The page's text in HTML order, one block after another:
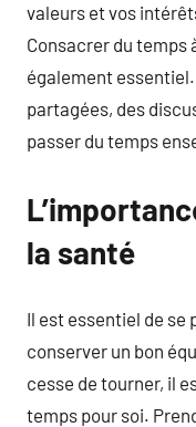
valeurs et vos
Consacrer du
également
partagées, des
passer du temps
la santé
Il est essentiel de se
conserver un bon
cesse de tourner, il
temps pour soi.